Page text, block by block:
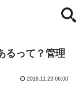
るって？管理
2018.11.23 06:00